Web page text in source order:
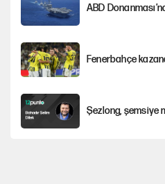
ABD
Fenerbahçe
Şezlong, şemsiye